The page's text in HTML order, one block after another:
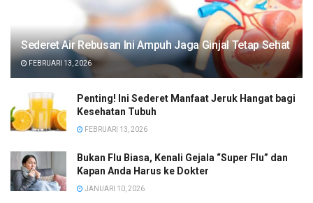
Sederet Air Rebusan Ini Ampuh Jaga Ginjal Tetap Sehat
FEBRUARI 13, 2026
Penting! Ini Sederet Manfaat Jeruk Hangat bagi
Kesehatan Tubuh
FEBRUARI 13, 2026
Bukan Flu Biasa, Kenali Gejala “Super Flu” dan
Kapan Anda Harus ke Dokter
JANUARI 10, 2026